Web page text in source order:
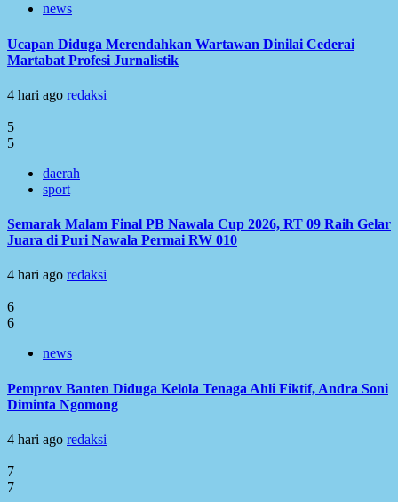
news
Ucapan Diduga Merendahkan Wartawan Dinilai Cederai
Martabat Profesi Jurnalistik
4 hari ago redaksi
5
5
daerah
sport
Semarak Malam Final PB Nawala Cup 2026, RT 09 Raih Gelar
Juara di Puri Nawala Permai RW 010
4 hari ago redaksi
6
6
news
Pemprov Banten Diduga Kelola Tenaga Ahli Fiktif, Andra Soni
Diminta Ngomong
4 hari ago redaksi
7
7